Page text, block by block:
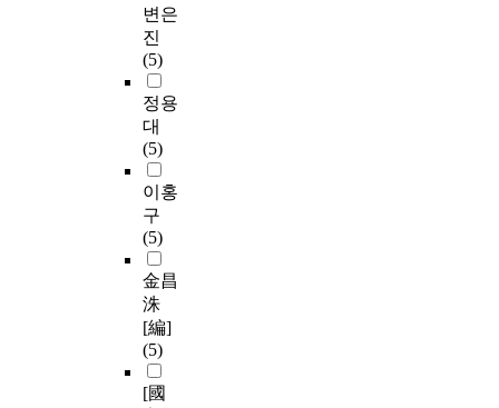
변은
진
(5)
정용
대
(5)
이홍
구
(5)
金昌
洙
[編]
(5)
[國